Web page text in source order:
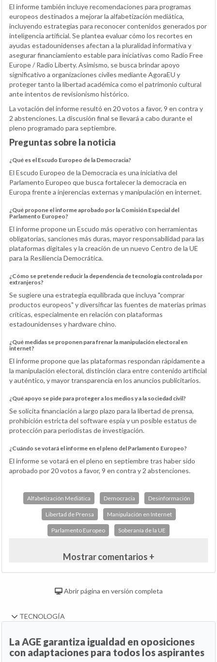
El informe también incluye recomendaciones para programas
europeos destinados a mejorar la alfabetización mediática,
incluyendo estrategias para reconocer contenidos generados por
inteligencia artificial. Se plantea evaluar cómo los recortes en
ayudas estadounidenses afectan a la pluralidad informativa y
asegurar financiamiento estable para iniciativas como Radio Free
Europe / Radio Liberty. Asimismo, se busca brindar apoyo
significativo a organizaciones civiles mediante AgoraEU y
proteger tanto la libertad académica como el patrimonio cultural
ante intentos de revisionismo histórico.
La votación del informe resultó en 20 votos a favor, 9 en contra y
2 abstenciones. La discusión final se llevará a cabo durante el
pleno programado para septiembre.
Preguntas sobre la noticia
¿Qué es el Escudo Europeo de la Democracia?
El Escudo Europeo de la Democracia es una iniciativa del
Parlamento Europeo que busca fortalecer la democracia en
Europa frente a injerencias externas y manipulación en internet.
¿Qué propone el informe aprobado por la Comisión Especial del
Parlamento Europeo?
El informe propone un Escudo más operativo con herramientas
obligatorias, sanciones más duras, mayor responsabilidad para las
plataformas digitales y la creación de un nuevo Centro de la UE
para la Resiliencia Democrática.
¿Cómo se pretende reducir la dependencia de tecnología controlada por
extranjeros?
Se sugiere una estrategia equilibrada que incluya "comprar
productos europeos" y diversificar las fuentes de materias primas
críticas, especialmente en relación con plataformas
estadounidenses y hardware chino.
¿Qué medidas se proponen para frenar la manipulación electoral en
internet?
El informe propone que las plataformas respondan rápidamente a
la manipulación electoral, distinción clara entre contenido artificial
y auténtico, y mayor transparencia en los anuncios publicitarios.
¿Qué apoyo se pide para proteger a los medios y a la sociedad civil?
Se solicita financiación a largo plazo para la libertad de prensa,
prohibición estricta del software espía y un posible estatus de
protección para periodistas de investigación.
¿Cuándo se votará el informe en el pleno del Parlamento Europeo?
El informe se votará en el pleno en septiembre tras haber sido
aprobado por 20 votos a favor, 9 en contra y 2 abstenciones.
Alfabetización Mediática Democracia Desinformación
Libertad de Prensa Manipulación en Internet
Parlamento Europeo Soberanía de la UE
Mostrar comentarios +
Abrir página en versión completa
TECNOLOGÍA
La AGE garantiza igualdad en oposiciones
con adaptaciones para todos los aspirantes